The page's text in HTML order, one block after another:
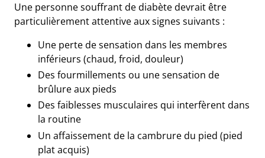
Une personne souffrant de diabète devrait être
particulièrement attentive aux signes suivants :
Une perte de sensation dans les membres
inférieurs (chaud, froid, douleur)
Des fourmillements ou une sensation de
brûlure aux pieds
Des faiblesses musculaires qui interfèrent dans
la routine
Un affaissement de la cambrure du pied (pied
plat acquis)